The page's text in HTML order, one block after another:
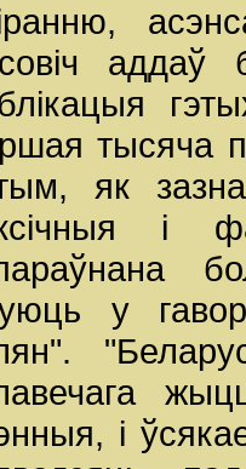
тысяча
як
і
у
і